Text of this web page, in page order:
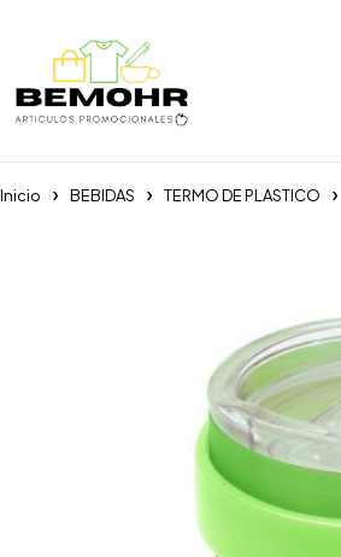
Inicio BEBIDAS TERMO DE PLASTICO